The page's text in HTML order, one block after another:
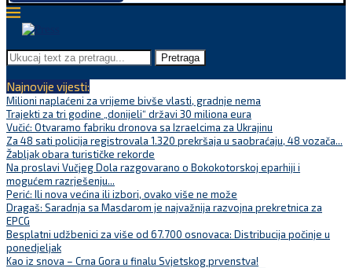
Pretraga
Najnovije vijesti:
Milioni naplaćeni za vrijeme bivše vlasti, gradnje nema
Trajekti za tri godine „donijeli“ državi 30 miliona eura
Vučić: Otvaramo fabriku dronova sa Izraelcima za Ukrajinu
Za 48 sati policija registrovala 1.320 prekršaja u saobraćaju, 48 vozača...
Žabljak obara turističke rekorde
Na proslavi Vučjeg Dola razgovarano o Bokokotorskoj eparhiji i
mogućem razrješenju...
Perić: Ili nova većina ili izbori, ovako više ne može
Dragaš: Saradnja sa Masdarom je najvažnija razvojna prekretnica za
EPCG
Besplatni udžbenici za više od 67.700 osnovaca: Distribucija počinje u
ponedjeljak
Kao iz snova – Crna Gora u finalu Svjetskog prvenstva!